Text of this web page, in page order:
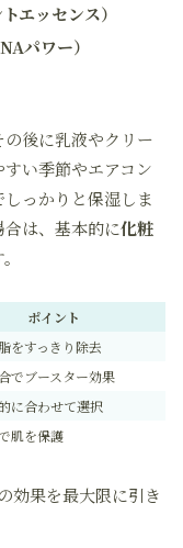
エッセンス）
パワー）
後に乳液やクリー
い季節やエアコン
っかりと保湿しま
は、基本的に化粧
ポイント
をすっきり除去
でブースター効果
に合わせて選択
肌を保護
効果を最大限に引き